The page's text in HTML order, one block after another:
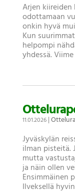
Arjen
odottamaan
onkin hyvä
Kun
helpompi
yhdessä.
11.01.2026|
Jyväskylän
ilman pisteitä.
mutta
ja näin ollen
Ensimmäinen
Ilveksellä